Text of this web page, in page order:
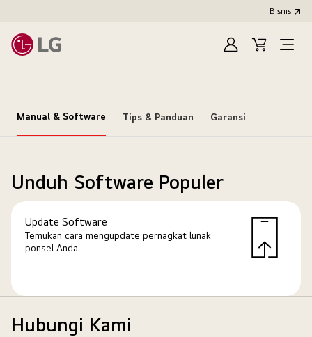
Bisnis
MasukKeranjang
Open
Manual & Software Tips & Panduan Garansi
Unduh Software Populer
Update Software
Temukan cara mengupdate pernagkat lunak
ponsel Anda.
Hubungi Kami